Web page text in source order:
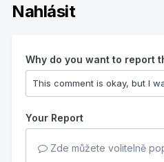
Nahlásit
Why do you want to report
Your Report
Zde můžete volitelně